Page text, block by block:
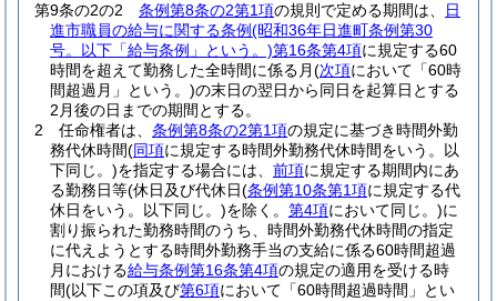
第9条の2の2
条例第8条の2第1項の規則で定める期間は、
日
進市職員の給与に関する条例(昭和36年日進町条例第30
号。以下「給与条例」という。)第16条第4項に規定する60
時間を超えて勤務した全時間に係る月(次項において「60時
間超過月」という。)の末日の翌日から同日を起算日とする
2月後の日までの期間とする。
2
任命権者は、 条例第8条の2第1項の規定に基づき時間外勤
務代休時間(同項に規定する時間外勤務代休時間をいう。以
下同じ。)を指定する場合には、 前項に規定する期間内にあ
る勤務日等(休日及び代休日(条例第10条第1項に規定する代
休日をいう。以下同じ。)を除く。 第4項において同じ。)に
割り振られた勤務時間のうち、時間外勤務代休時間の指定
に代えようとする時間外勤務手当の支給に係る60時間超過
月における給与条例第16条第4項の規定の適用を受ける時
間(以下この項及び第6項において「60時間超過時間」とい